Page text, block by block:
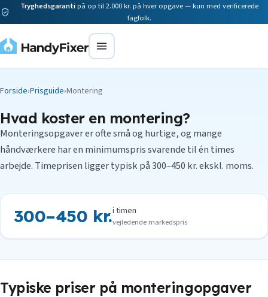
Tryghedsgarantipå op til 2.000 kr. på hver opgave — kun med verificerede
fagfolk.
Forside›Prisguide›Montering
Hvad koster en montering?
Monteringsopgaver er ofte små og hurtige, og mange
håndværkere har en minimumspris svarende til én times
arbejde. Timeprisen ligger typisk på 300–450 kr. ekskl. moms.
300–450 kr.i timen
vejledende markedspris
Typiske priser på monteringopgaver